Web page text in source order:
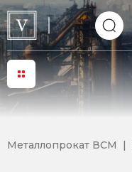
Металлопрокат ВСМ